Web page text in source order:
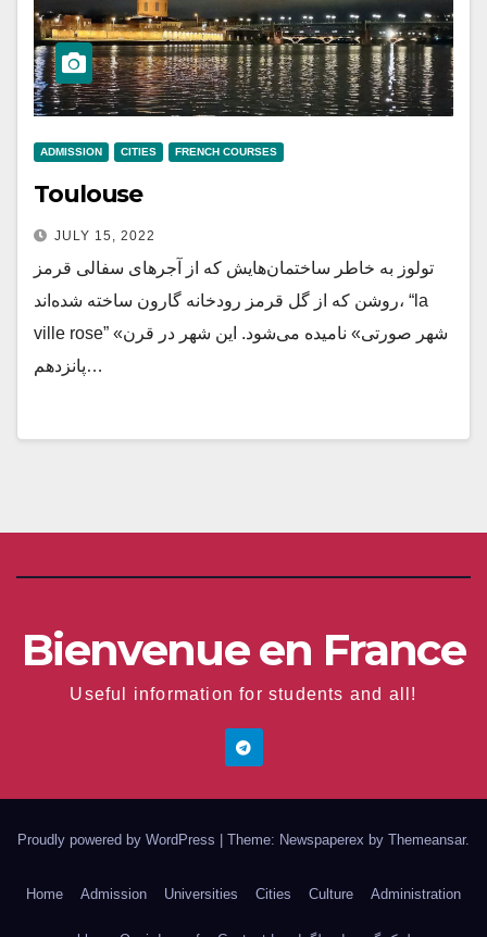
ADMISSION CITIES FRENCH COURSES
Toulouse
JULY 15, 2022
تولوز به خاطر ساختمان‌هایش که از آجرهای سفالی قرمز
روشن که از گل قرمز رودخانه گارون ساخته شده‌اند، “la
ville rose” «شهر صورتی» نامیده می‌شود. این شهر در قرن
پانزدهم…
Bienvenue en France
Useful information for students and all!
Proudly powered by WordPress Theme: Newspaperex by Themeansar.
Home Admission Universities Cities Culture Administration